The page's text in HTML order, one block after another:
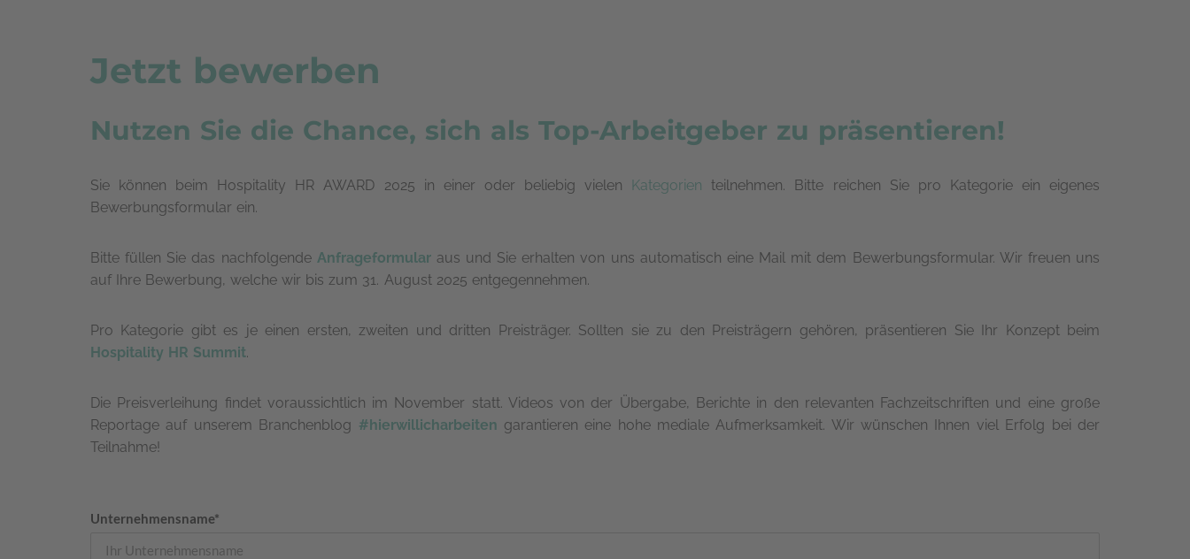
Jetzt bewerben
Nutzen Sie die Chance, sich als Top-Arbeitgeber zu präsentieren!
Sie können beim Hospitality HR AWARD 2025 in einer oder beliebig vielen Kategorien teilnehmen. Bitte reichen Sie pro Kategorie ein eigenes
Bewerbungsformular ein.
Bitte füllen Sie das nachfolgende Anfrageformularaus und Sie erhalten von uns automatisch eine Mail mit dem Bewerbungsformular. Wir freuen uns
auf Ihre Bewerbung, welche wir bis zum 31. August 2025 entgegennehmen.
Pro Kategorie gibt es je einen ersten, zweiten und dritten Preisträger. Sollten sie zu den Preisträgern gehören, präsentieren Sie Ihr Konzept beim
Hospitality HR Summit.
Die Preisverleihung findet voraussichtlich im November statt. Videos von der Übergabe, Berichte in den relevanten Fachzeitschriften und eine große
Reportage auf unserem Branchenblog #hierwillicharbeiten garantieren eine hohe mediale Aufmerksamkeit. Wir wünschen Ihnen viel Erfolg bei der
Teilnahme!
Unternehmensname*